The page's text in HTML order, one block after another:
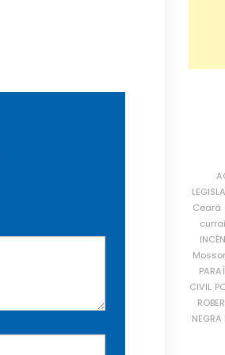
Ceará
CIVIL
NEGRA